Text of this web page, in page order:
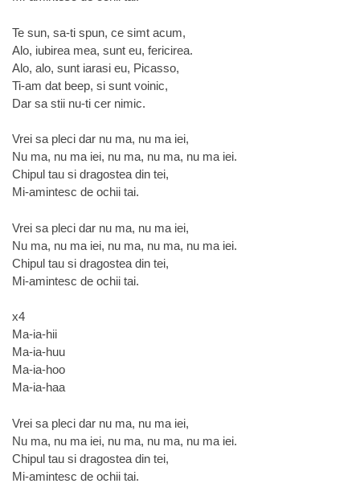
Te sun, sa-ti spun, ce simt acum,
Alo, iubirea mea, sunt eu, fericirea.
Alo, alo, sunt iarasi eu, Picasso,
Ti-am dat beep, si sunt voinic,
Dar sa stii nu-ti cer nimic.
Vrei sa pleci dar nu ma, nu ma iei,
Nu ma, nu ma iei, nu ma, nu ma, nu ma iei.
Chipul tau si dragostea din tei,
Mi-amintesc de ochii tai.
Vrei sa pleci dar nu ma, nu ma iei,
Nu ma, nu ma iei, nu ma, nu ma, nu ma iei.
Chipul tau si dragostea din tei,
Mi-amintesc de ochii tai.
x4
Ma-ia-hii
Ma-ia-huu
Ma-ia-hoo
Ma-ia-haa
Vrei sa pleci dar nu ma, nu ma iei,
Nu ma, nu ma iei, nu ma, nu ma, nu ma iei.
Chipul tau si dragostea din tei,
Mi-amintesc de ochii tai.